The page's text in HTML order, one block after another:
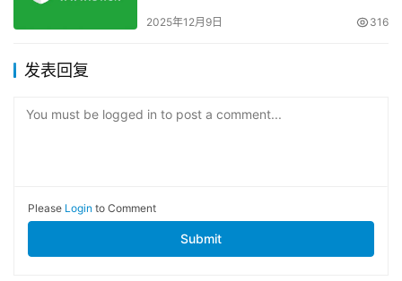
2025年12月9日 316
发表回复
You must be logged in to post a comment...
Please Login to Comment
Submit